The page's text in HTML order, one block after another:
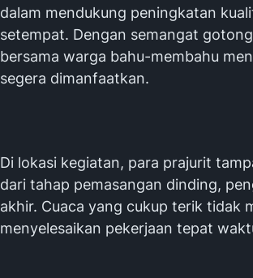
dalam mendukung peningkatan
setempat. Dengan semangat
bersama warga bahu-membahu
segera dimanfaatkan.
Di lokasi kegiatan, para prajurit
dari tahap pemasangan dinding,
akhir. Cuaca yang cukup terik tidak
menyelesaikan pekerjaan tepat